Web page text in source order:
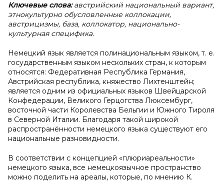
Ключевые слова:австрийский национальный вариант,
этнокультурно обусловленные коллокации,
австрицизмы, база, коллокатор, национально-
культурная специфика.
Немецкий язык является полинациональным языком, т. е.
государственным языком нескольких стран, к которым
относятся: Федеративная Республика Германия,
Австрийская республика, княжество Лихтенштейн;
является одним из официальных языков Швейцарской
Конфедерации, Великого Герцогства Люксембург,
восточной части Королевства Бельгии и Южного Тироля
в Северной Италии. Благодаря такой широкой
распространённости немецкого языка существуют его
национальные разновидности.
В соответствии с концепцией «плюриареальности»
немецкого языка, все немецкоязычное пространство
можно поделить на ареалы, которые, по мнению К.